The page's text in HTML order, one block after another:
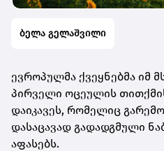
ბელა გელაშვილი
ევროპულმა ქვეყნებმა იმ
პირველი ოცეულის
დაიკავეს, რომელიც
დასაცავად გადადგმული
აფასებს.